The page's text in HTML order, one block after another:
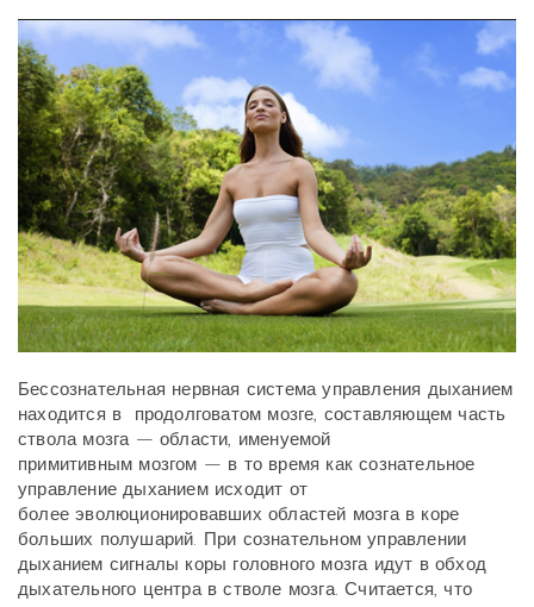
Бессознательная нервная система управления дыханием
находится в продолговатом мозге, составляющем часть
ствола мозга — области, именуемой
примитивным мозгом — в то время как сознательное
управление дыханием исходит от
болееэволюционировавших областей мозга в коре
больших полушарий. При сознательномуправлении
дыханием сигналы коры головного мозга идут в обход
дыхательного центра встволе мозга. Считается, что